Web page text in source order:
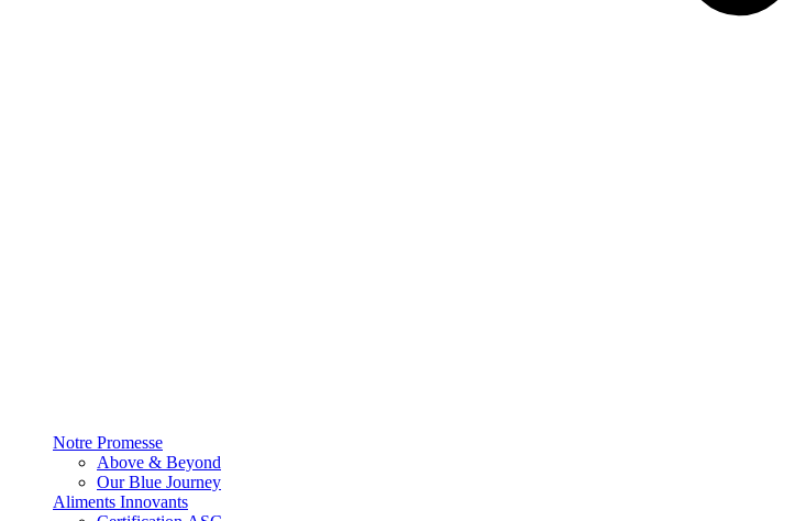
Notre Promesse
Above & Beyond
Our Blue Journey
Aliments Innovants